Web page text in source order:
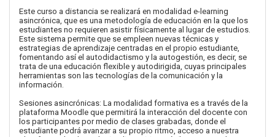
Este curso a distancia se realizará en modalidad e-learning
asincrónica, que es una metodología de educación en la que los
estudiantes no requieren asistir físicamente al lugar de estudios.
Este sistema permite que se empleen nuevas técnicas y
estrategias de aprendizaje centradas en el propio estudiante,
fomentando así el autodidactismo y la autogestión, es decir, se
trata de una educación flexible y autodirigida, cuyas principales
herramientas son las tecnologías de la comunicación y la
información.
Sesiones asincrónicas: La modalidad formativa es a través de la
plataforma Moodle que permitirá la interacción del docente con
los participantes por medio de clases grabadas, donde el
estudiante podrá avanzar a su propio ritmo, acceso a nuestra